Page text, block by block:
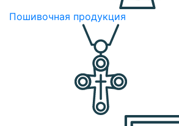
Пошивочная продукция